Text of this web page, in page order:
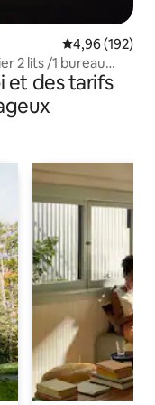
Évaluation
4,96 (192)
2 lits /1 bureau
et des tarifs